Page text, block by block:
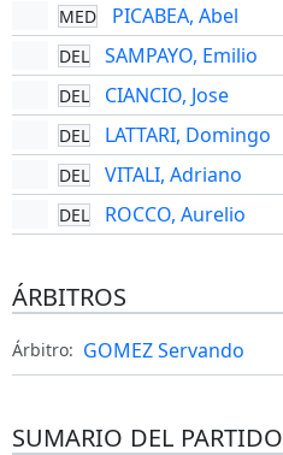
MED PICABEA, Abel
DEL SAMPAYO, Emilio
DEL CIANCIO, Jose
DEL LATTARI, Domingo
DEL VITALI, Adriano
DEL ROCCO, Aurelio
ÁRBITROS
Árbitro: GOMEZ Servando
SUMARIO DEL PARTIDO